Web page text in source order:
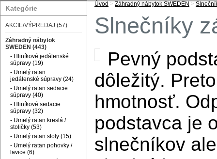
Kategórie
AKCIE/VÝPREDAJ (57)
Záhradný nábytok
SWEDEN (443)
- Hliníkové jedálenské
súpravy (19)
- Umelý ratan
jedálenské súpravy (24)
- Umelý ratan sedacie
súpravy (40)
- Hliníkové sedacie
súpravy (32)
- Umelý ratan kreslá /
stoličky (53)
- Umelý ratan stoly (15)
- Umelý ratan pohovky /
lavice (6)
Úvod > Záhradný nábytok SWEDEN >
Slnečníky
Pevný
dôležitý.
hmotnosť.
podstavca je
slnečníkov